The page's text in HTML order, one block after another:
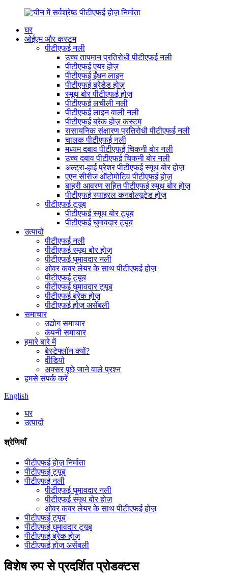
घर
ओईएम और कस्टम
पीटीएफई नली
उच्च तापमान प्रतिरोधी पीटीएफई नली
पीटीएफई एयर होज़
पीटीएफई ईंधन लाइन
पीटीएफई ब्रेडेड होज़
स्मूथ बोर पीटीएफई होज़
पीटीएफई लचीली नली
पीटीएफई लाइन वाली नली
पीटीएफई ब्रेक होज़ कस्टम
रासायनिक संक्षारण प्रतिरोधी पीटीएफई नली
चालक पीटीएफई नली
मध्यम दबाव पीटीएफई चिकनी बोर नली
उच्च दबाव पीटीएफई चिकनी बोर नली
अल्ट्रा-हाई प्रेशर पीटीएफई स्मूथ बोर होज़
एएन सीरीज ऑटोमोटिव पीटीएफई होज़
बाहरी आवरण सहित पीटीएफई स्मूथ बोर होज़
पीटीएफई स्पाइरल कनवोल्यूटेड होज़
पीटीएफई ट्यूब
पीटीएफई स्मूथ बोर ट्यूब
पीटीएफई घुमावदार ट्यूब
उत्पादों
पीटीएफई नली
पीटीएफई स्मूथ बोर होज़
पीटीएफई घुमावदार नली
ओवर कवर लेयर के साथ पीटीएफई होज़
पीटीएफई ट्यूब
पीटीएफई घुमावदार ट्यूब
पीटीएफई ब्रेक होज़
पीटीएफई होज़ असेंबली
समाचार
उद्योग समाचार
कंपनी समाचार
हमारे बारे में
बेस्टेफ्लॉन क्यों?
वीडियो
अक्सर पूछे जाने वाले प्रश्न
हमसे संपर्क करें
English
घर
उत्पादों
श्रेणियाँ
पीटीएफई होज़ निर्माता
पीटीएफई ट्यूब
पीटीएफई नली
पीटीएफई घुमावदार नली
पीटीएफई स्मूथ बोर होज़
ओवर कवर लेयर के साथ पीटीएफई होज़
पीटीएफई ट्यूब
पीटीएफई घुमावदार ट्यूब
पीटीएफई ब्रेक होज़
पीटीएफई होज़ असेंबली
विशेष रुप से प्रदर्शित प्रोडक्टस